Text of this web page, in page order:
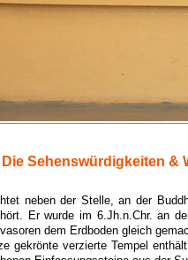
Die Sehenswürdigkeiten &
neben der Stelle, an der
Er wurde im 6.Jh.n.Chr. an
dem Erdboden gleich
gekrönte verzierte Tempel